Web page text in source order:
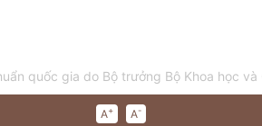
quốc gia do Bộ trưởng Bộ Khoa học và
A+ A-